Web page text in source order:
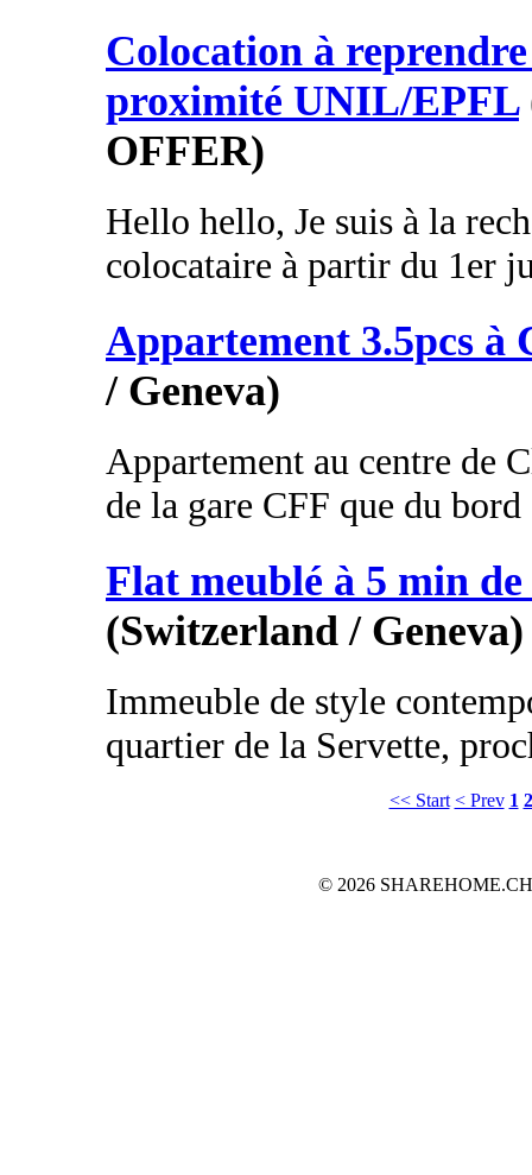
Colocation à
proximité UNIL/EPFL
OFFER)
Hello hello, Je suis à la
colocataire à partir du 1er
Appartement 3.5pcs à
/ Geneva)
Appartement au centre de
de la gare CFF que du
Flat meublé à 5 min
(Switzerland / Geneva)
Immeuble de style
quartier de la Servette,
<< Start < Prev 1 2
© 2026